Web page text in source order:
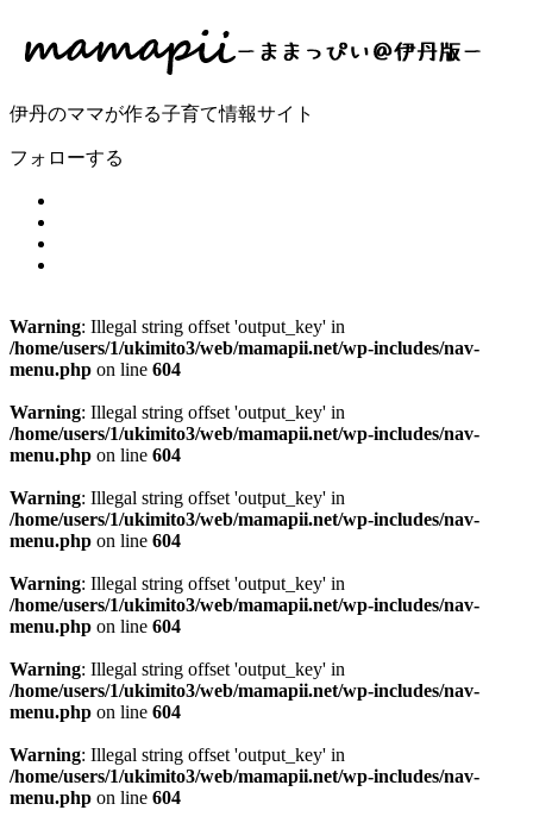
伊丹のママが作る子育て情報サイト
フォローする
Warning: Illegal string offset 'output_key' in
/home/users/1/ukimito3/web/mamapii.net/wp-includes/nav-
menu.php on line 604
Warning: Illegal string offset 'output_key' in
/home/users/1/ukimito3/web/mamapii.net/wp-includes/nav-
menu.php on line 604
Warning: Illegal string offset 'output_key' in
/home/users/1/ukimito3/web/mamapii.net/wp-includes/nav-
menu.php on line 604
Warning: Illegal string offset 'output_key' in
/home/users/1/ukimito3/web/mamapii.net/wp-includes/nav-
menu.php on line 604
Warning: Illegal string offset 'output_key' in
/home/users/1/ukimito3/web/mamapii.net/wp-includes/nav-
menu.php on line 604
Warning: Illegal string offset 'output_key' in
/home/users/1/ukimito3/web/mamapii.net/wp-includes/nav-
menu.php on line 604